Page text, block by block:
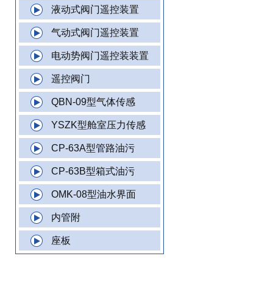
液动式阀门遥控装置
气动式阀门遥控装置
电动势阀门遥控装装置
遥控阀门
QBN-09型气体传感
YSZK型舱室压力传感
CP-63A型管路油污
CP-63B型箱式油污
OMK-08型油水界面
内管附
座板